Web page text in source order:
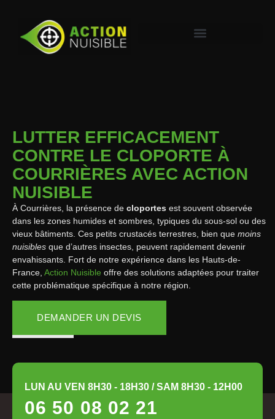
LUTTER EFFICACEMENT
CONTRE LE CLOPORTE À
COURRIÈRES AVEC ACTION
NUISIBLE
À Courrières, la présence de cloportes est souvent observée
dans les zones humides et sombres, typiques du sous-sol ou des
vieux bâtiments. Ces petits crustacés terrestres, bien que moins
nuisibles que d’autres insectes, peuvent rapidement devenir
envahissants. Fort de notre expérience dans les Hauts-de-
France, Action Nuisible offre des solutions adaptées pour traiter
cette problématique spécifique à notre région.
DEMANDER UN DEVIS
LUN AU VEN 8H30 - 18H30 / SAM 8H30 - 12H00
06 50 08 02 21